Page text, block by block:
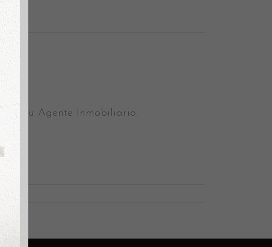
Tu Agente Inmobiliario.